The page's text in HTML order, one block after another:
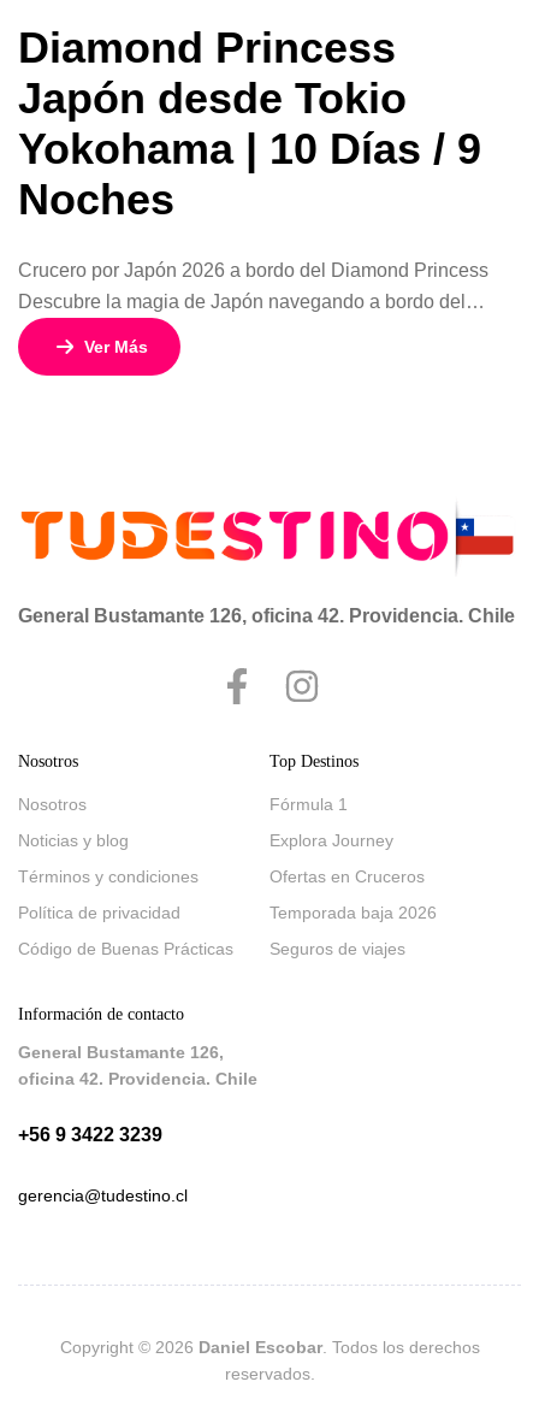
Diamond Princess
Japón desde Tokio
Yokohama | 10 Días / 9
Noches
Crucero por Japón 2026 a bordo del Diamond Princess
Descubre la magia de Japón navegando a bordo del
elegante Diamond Princess, uno de los cruceros más
completos y sofisticados de Asia. Este fascinante viaje de
Ver Más
General Bustamante 126, oficina 42. Providencia. Chile
Nosotros
Nosotros
Noticias y blog
Términos y condiciones
Política de privacidad
Código de Buenas Prácticas
Top Destinos
Fórmula 1
Explora Journey
Ofertas en Cruceros
Temporada baja 2026
Seguros de viajes
Información de contacto
General Bustamante 126,
oficina 42. Providencia. Chile
+56 9 3422 3239
gerencia@tudestino.cl
Copyright © 2026 Daniel Escobar. Todos los derechos
reservados.